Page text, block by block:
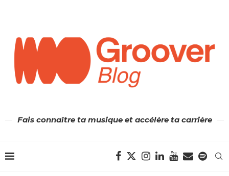
Fais connaître ta musique et accélère ta carrière